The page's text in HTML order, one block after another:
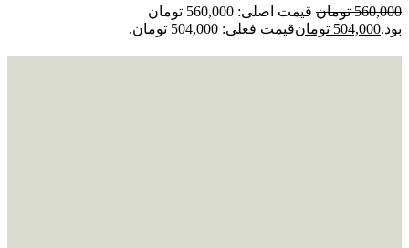
560,000 تومان
قیمت اصلی: 560,000 تومان
بود.504,000 تومانقیمت فعلی: 504,000 تومان.